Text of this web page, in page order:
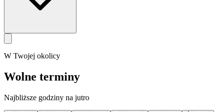
W Twojej okolicy
Wolne terminy
Najbliższe godziny na jutro